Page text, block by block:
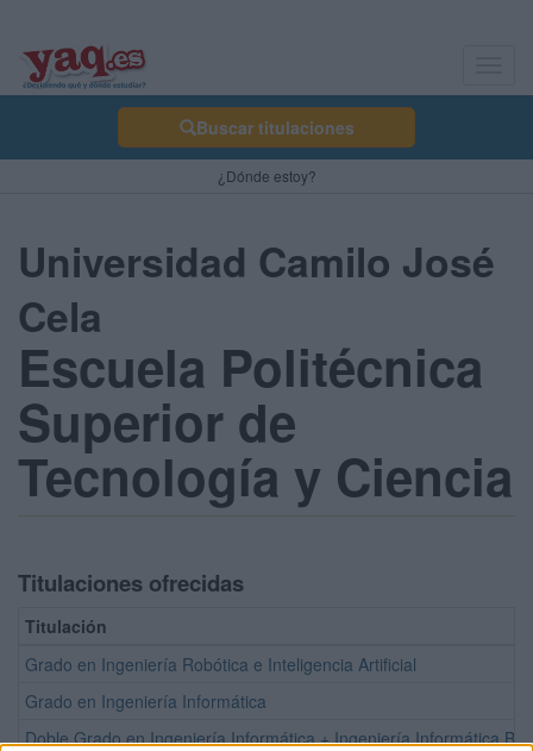
Buscar titulaciones
¿Dónde estoy?
Universidad Camilo José
Cela
Escuela Politécnica
Superior de
Tecnología y Ciencia
Titulaciones ofrecidas
Titulación
Grado en Ingeniería Robótica e Inteligencia Artificial
Grado en Ingeniería Informática
Doble Grado en Ingeniería Informática + Ingeniería Informática